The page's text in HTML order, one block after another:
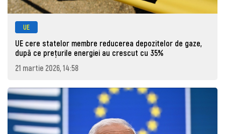
UE
UE cere statelor membre reducerea depozitelor de gaze,
după ce prețurile energiei au crescut cu 35%
21 martie 2026, 14:58